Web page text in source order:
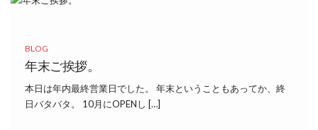
BLOG
年末ご挨拶。
本日は年内最終営業日でした。 年末ということもあってか、終
日バタバタ。 10月にOPENし […]